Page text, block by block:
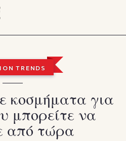
TRENDS
κοσμήματα για
μπορείτε να
από τώρα